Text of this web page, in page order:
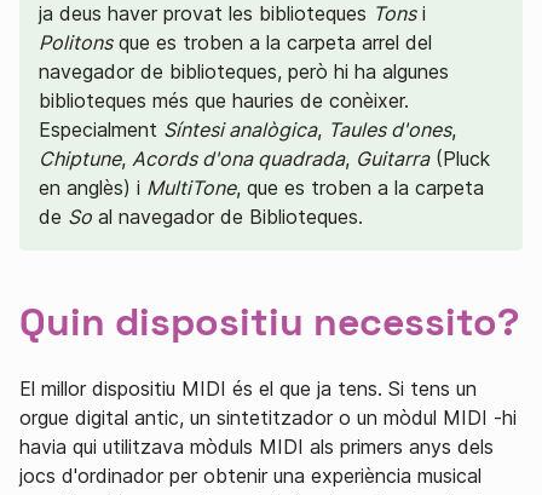
ja deus haver provat les biblioteques Tonsi
Politonsque es troben a la carpeta arrel del
navegador de biblioteques, però hi ha algunes
biblioteques més que hauries de conèixer.
Especialment Síntesi analògica, Taules d'ones,
Chiptune, Acords d'ona quadrada, Guitarra(Pluck
en anglès) i MultiTone, que es troben a la carpeta
de So al navegador de Biblioteques.
Quin dispositiu necessito?
El millor dispositiu MIDI és el que ja tens. Si tens un
orgue digital antic, un sintetitzador o un mòdul MIDI -hi
havia qui utilitzava mòduls MIDI als primers anys dels
jocs d'ordinador per obtenir una experiència musical